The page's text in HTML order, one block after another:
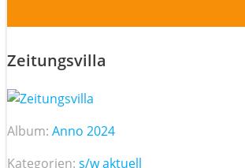
Zeitungsvilla
Album: Anno 2024
Kategorien: s/w aktuell